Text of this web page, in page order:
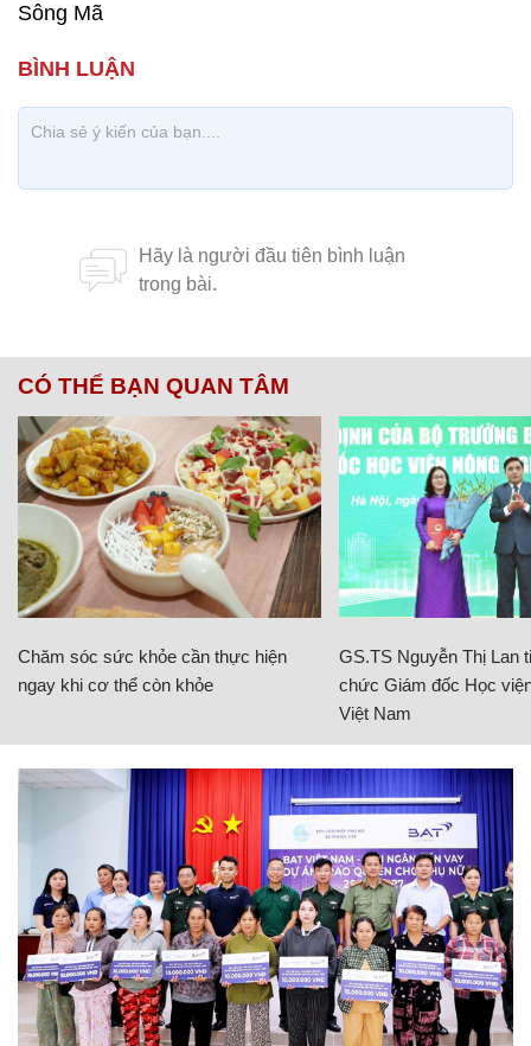
Sông Mã
CÓ THỂ BẠN QUAN TÂM
Chăm sóc sức khỏe cần thực hiện
ngay khi cơ thể còn khỏe
GS.TS Nguyễn Thị Lan
chức Giám đốc Học
Việt Nam